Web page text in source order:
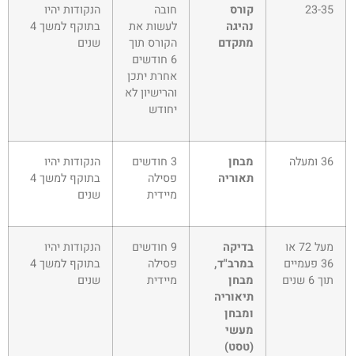
23-35
קורס
נהיגה
מתקדם
חובה
לעשות את
הקורס תוך
6 חודשים
אחרת יתכן
והרישיון לא
יחודש
הנקודות יהיו
בתוקף למשך 4
שנים
36 ומעלה
מבחן
תאוריה
3 חודשים
פסילה
מיידית
הנקודות יהיו
בתוקף למשך 4
שנים
מעל 72 או
36 פעמיים
תוך 6 שנים
בדיקה
במרב"ד,
מבחן
תיאוריה
ומבחן
מעשי
(טסט)
9 חודשים
פסילה
מיידית
הנקודות יהיו
בתוקף למשך 4
שנים